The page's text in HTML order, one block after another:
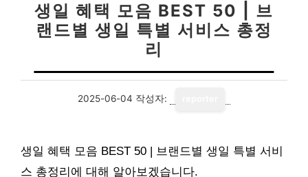
생일 혜택 모음 BEST 50 | 브
랜드별 생일 특별 서비스 총정
리
2025-06-04 작성자:
생일 혜택 모음 BEST 50 | 브랜드별 생일 특별 서비
스 총정리에 대해 알아보겠습니다.